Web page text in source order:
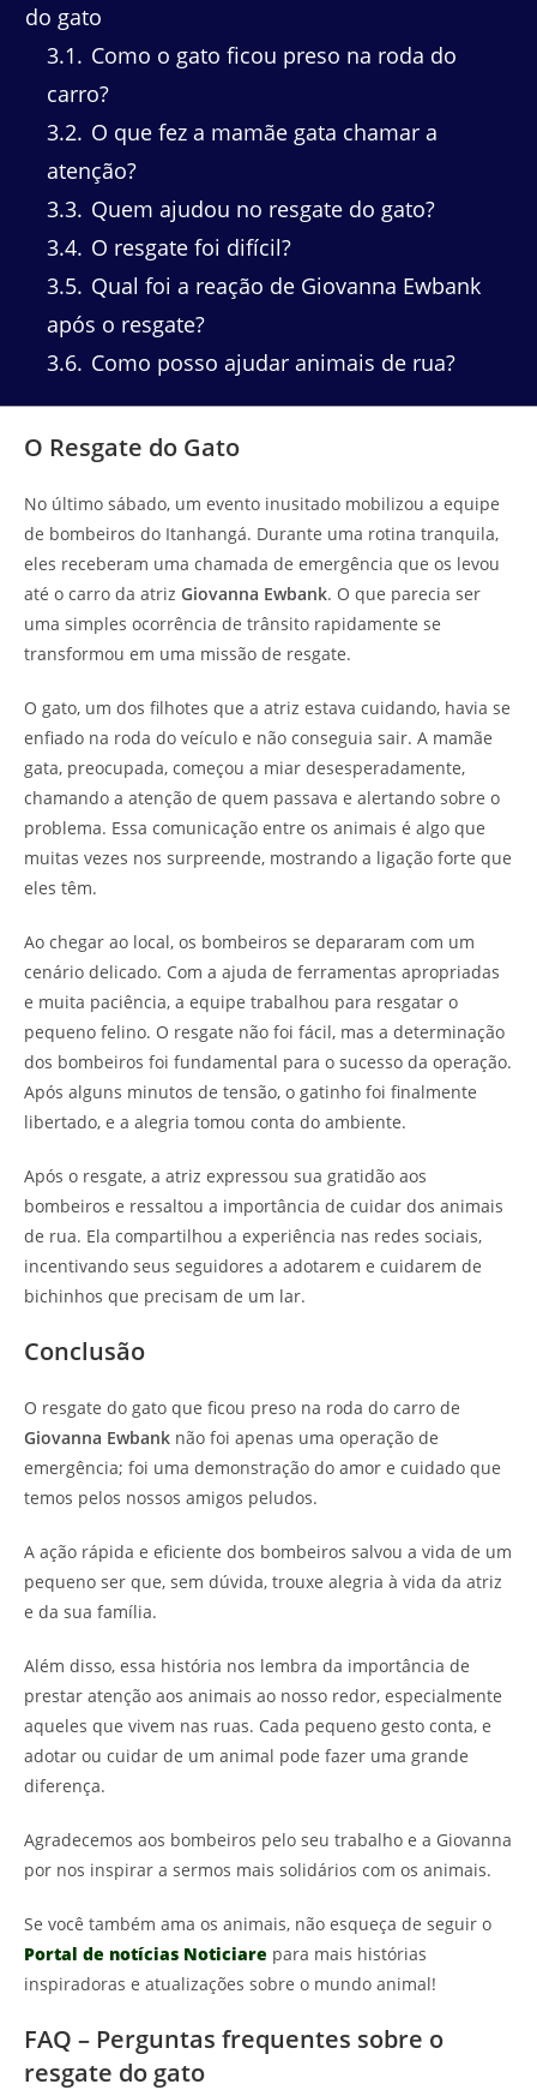
do gato
3.1
Como o gato ficou preso na roda do
carro?
3.2 O que fez a mamãe gata chamar a
atenção?
3.3 Quem ajudou no resgate do gato?
3.4 O resgate foi difícil?
3.5 Qual foi a reação de Giovanna Ewbank
após o resgate?
3.6 Como posso ajudar animais de rua?
O Resgate do Gato
No último sábado, um evento inusitado mobilizou a equipe
de bombeiros do Itanhangá. Durante uma rotina tranquila,
eles receberam uma chamada de emergência que os levou
até o carro da atriz Giovanna Ewbank. O que parecia ser
uma simples ocorrência de trânsito rapidamente se
transformou em uma missão de resgate.
O gato, um dos filhotes que a atriz estava cuidando, havia se
enfiado na roda do veículo e não conseguia sair. A mamãe
gata, preocupada, começou a miar desesperadamente,
chamando a atenção de quem passava e alertando sobre o
problema. Essa comunicação entre os animais é algo que
muitas vezes nos surpreende, mostrando a ligação forte que
eles têm.
Ao chegar ao local, os bombeiros se depararam com um
cenário delicado. Com a ajuda de ferramentas apropriadas
e muita paciência, a equipe trabalhou para resgatar o
pequeno felino. O resgate não foi fácil, mas a determinação
dos bombeiros foi fundamental para o sucesso da operação.
Após alguns minutos de tensão, o gatinho foi finalmente
libertado, e a alegria tomou conta do ambiente.
Após o resgate, a atriz expressou sua gratidão aos
bombeiros e ressaltou a importância de cuidar dos animais
de rua. Ela compartilhou a experiência nas redes sociais,
incentivando seus seguidores a adotarem e cuidarem de
bichinhos que precisam de um lar.
Conclusão
O resgate do gato que ficou preso na roda do carro de
Giovanna Ewbank não foi apenas uma operação de
emergência; foi uma demonstração do amor e cuidado que
temos pelos nossos amigos peludos.
A ação rápida e eficiente dos bombeiros salvou a vida de um
pequeno ser que, sem dúvida, trouxe alegria à vida da atriz
e da sua família.
Além disso, essa história nos lembra da importância de
prestar atenção aos animais ao nosso redor, especialmente
aqueles que vivem nas ruas. Cada pequeno gesto conta, e
adotar ou cuidar de um animal pode fazer uma grande
diferença.
Agradecemos aos bombeiros pelo seu trabalho e a Giovanna
por nos inspirar a sermos mais solidários com os animais.
Se você também ama os animais, não esqueça de seguir o
Portal de notícias Noticiare para mais histórias
inspiradoras e atualizações sobre o mundo animal!
FAQ – Perguntas frequentes sobre o
resgate do gato